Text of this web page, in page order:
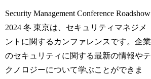
Security Management Conference Roadshow
2024 冬 東京は、セキュリティマネジメ
ントに関するカンファレンスです。企業
のセキュリティに関する最新の情報やテ
クノロジーについて学ぶことができま